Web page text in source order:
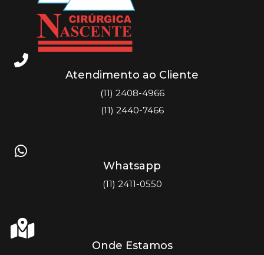
Atendimento ao Cliente
(11) 2408-4966
(11) 2440-7466
Whatsapp
(11) 2411-0550
Onde Estamos